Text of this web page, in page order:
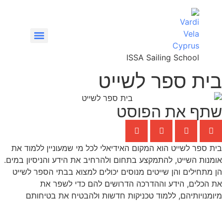
ISSA Sailing School
בית ספר לשייט
שתף את הפוסט
בית ספר לשייט הוא המקום האידיאלי לכל מי שמעוניין ללמוד את
אומנות השייט, להתמקצע בתחום ולהרחיב את הידע והניסיון במים.
הן מתחילים והן שייטים מנוסים יכולים למצוא בבתי הספר לשייט
את הכלים, הידע וההדרכה הדרושים להם כדי לשפר את
מיומנויותיהם, ללמוד טכניקות חדשות ולהבטיח את בטיחותם